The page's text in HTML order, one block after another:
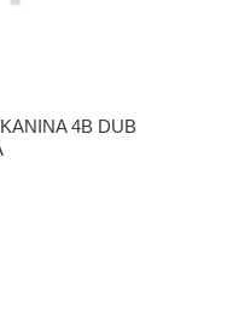
4B DUB